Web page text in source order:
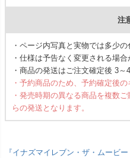
注
・ページ内写真と実物では多少
・仕様は予告なく変更される場合
・商品の発送はご注文確定後 3～
・予約商品のため、予約確定後
・発売時期の異なる商品を複数
らの発送となります。
『イナズマイレブン・ザ・ムービ